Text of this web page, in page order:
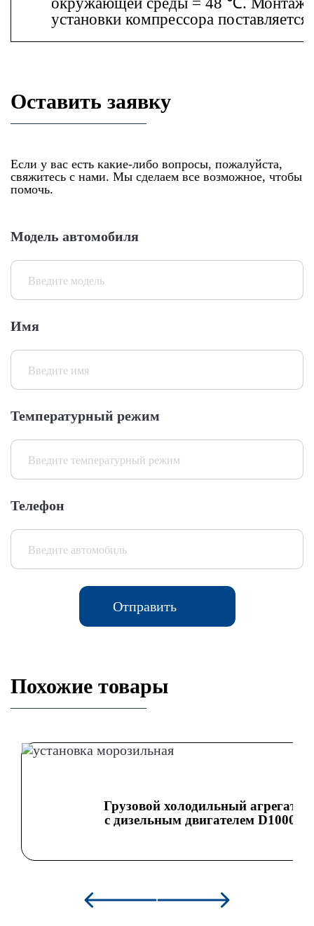
установки компрессора поставляется
Оставить заявку
Если у вас есть какие-либо вопросы, пожалуйста,
свяжитесь с нами. Мы сделаем все возможное, чтобы
помочь.
Модель автомобиля
Имя
Температурный режим
Телефон
Отправить
Похожие товары
Грузовой холодильный агрегат
с дизельным двигателем D1000